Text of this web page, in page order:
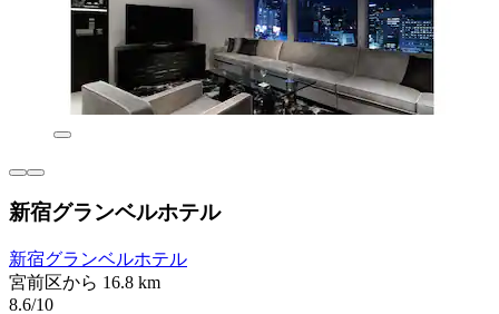
新宿グランベルホテル
新宿グランベルホテル
宮前区から 16.8 km
8.6/10